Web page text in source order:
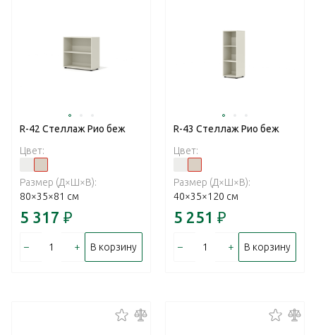
R-42 Стеллаж Рио беж
Цвет:
Размер (Д×Ш×В):
80×35×81 см
5 317 ₽
– + В корзину
R-43 Стеллаж Рио беж
Цвет:
Размер (Д×Ш×В):
40×35×120 см
5 251 ₽
– + В корзину